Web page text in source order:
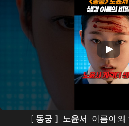
[ 동궁 ] 노윤서 이름이 왜